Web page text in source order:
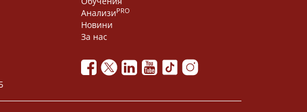
АнализиPRO
Новини
За нас